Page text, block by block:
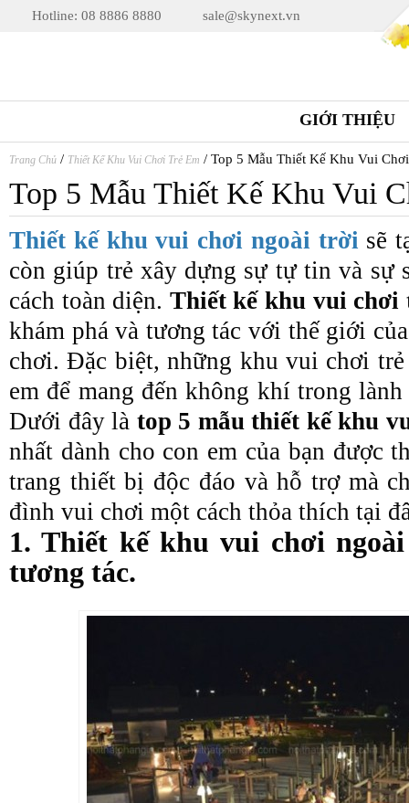
Hotline: 08 8886 8880 sale@skynext.vn
GIỚI THIỆU
Trang Chủ / Thiết Kế Khu Vui Chơi Trẻ Em / Top 5 Mẫu Thiết Kế Khu Vui
Top 5 Mẫu Thiết Kế Khu Vui
Thiết kế khu vui chơi ngoài trời sẽ
còn giúp trẻ xây dựng sự tự tin và sự
cách toàn diện. Thiết kế khu vui chơi
khám phá và tương tác với thế giới
chơi. Đặc biệt, những khu vui chơi
em để mang đến không khí trong
Dưới đây là top 5 mẫu thiết kế khu
nhất dành cho con em của bạn được
trang thiết bị độc đáo và hỗ trợ mà
đình vui chơi một cách thỏa thích tại
1. Thiết kế khu vui chơi
tương tác.